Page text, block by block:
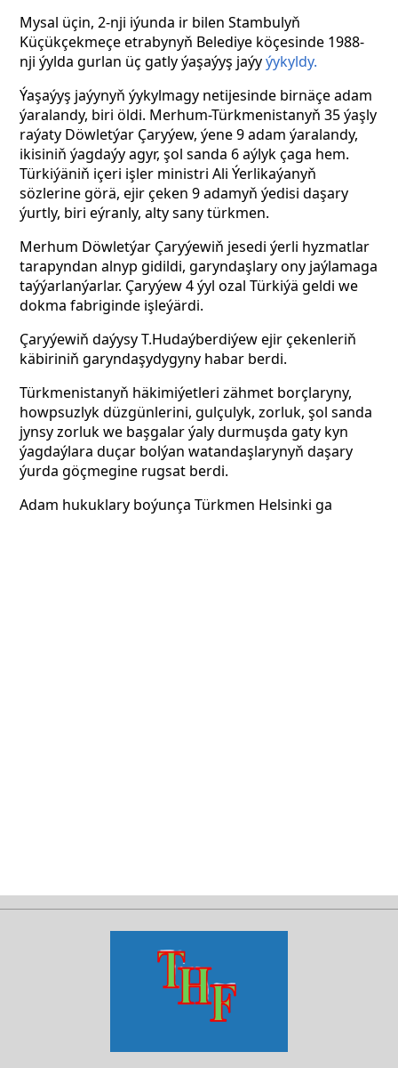
Mysal üçin, 2-nji iýunda ir bilen Stambulyň
Küçükçekmeçe etrabynyň Belediye köçesinde 1988-
nji ýylda gurlan üç gatly ýaşaýyş jaýyýykyldy.
Ýaşaýyş jaýynyň ýykylmagy netijesinde birnäçe adam
ýaralandy, biri öldi. Merhum-Türkmenistanyň 35 ýaşly
raýaty Döwletýar Çaryýew, ýene 9 adam ýaralandy,
ikisiniň ýagdaýy agyr, şol sanda 6 aýlyk çaga hem.
Türkiýäniň içeri işler ministri Ali Ýerlikaýanyň
sözlerine görä, ejir çeken 9 adamyň ýedisi daşary
ýurtly, biri eýranly, alty sany türkmen.
Merhum Döwletýar Çaryýewiň jesedi ýerli hyzmatlar
tarapyndan alnyp gidildi, garyndaşlary ony jaýlamaga
taýýarlanýarlar. Çaryýew 4 ýyl ozal Türkiýä geldi we
dokma fabriginde işleýärdi.
Çaryýewiň daýysy T.Hudaýberdiýew ejir çekenleriň
käbiriniň garyndaşydygyny habar berdi.
Türkmenistanyň häkimiýetleri zähmet borçlaryny,
howpsuzlyk düzgünlerini, gulçulyk, zorluk, şol sanda
jynsy zorluk we başgalar ýaly durmuşda gaty kyn
ýagdaýlara duçar bolýan watandaşlarynyň daşary
ýurda göçmegine rugsat berdi.
Adam hukuklary boýunça Türkmen Helsinki ga